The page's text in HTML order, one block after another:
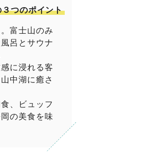
つのポイント
富士山のみ
呂とサウナ
に浸れる客
中湖に癒さ
、ビュッフ
の美食を味